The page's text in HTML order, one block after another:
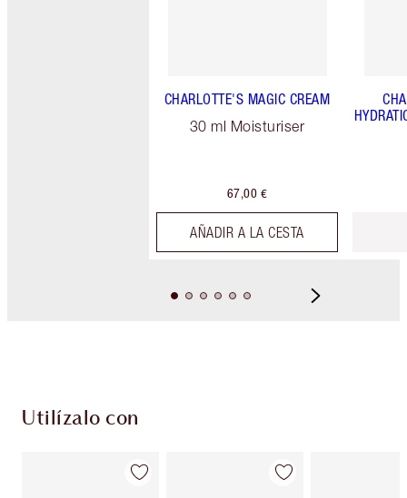
CHARLOTTE'S MAGIC CREAM
30 ml Moisturiser
67,00 €
AÑADIR A LA CESTA
Utilízalo con